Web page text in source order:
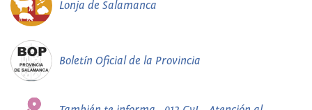
Lonja de Salamanca
Boletín Oficial de la Provincia